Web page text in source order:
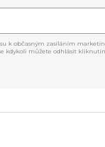
občasným zasíláním
můžete odhlásit